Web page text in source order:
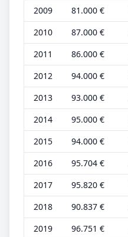
2009
81.000 €
2010
87.000 €
2011
86.000 €
2012
94.000 €
2013
93.000 €
2014
95.000 €
2015
94.000 €
2016
95.704 €
2017
95.820 €
2018
90.837 €
2019
96.751 €